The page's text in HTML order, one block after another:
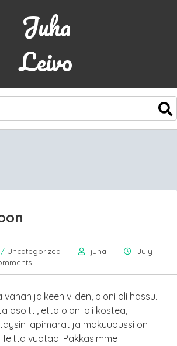
Juha
Leivo
/ Uncategorized juha
July
vähän jälkeen viiden, oloni oli hassu.
osoitti, että oloni oli kostea,
läpimärät ja makuupussi on
Teltta vuotaa! Pakkasimme